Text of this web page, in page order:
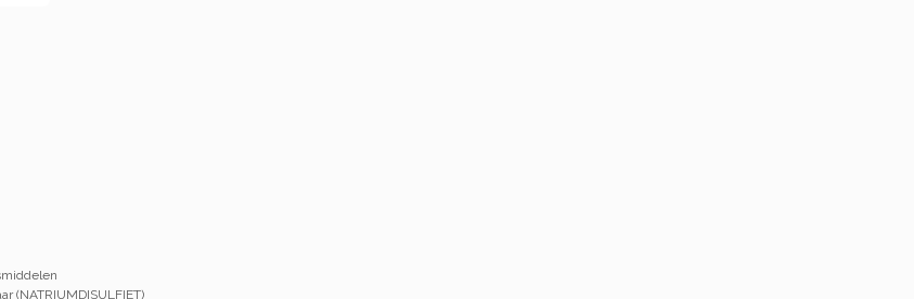
(NATRIUMDISULFIET)